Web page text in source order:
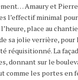
Amaury et
l’effectif minimal
place au
sa jolie verrière, pour
réquisitionné. La
donnant sur le
comme les portes en